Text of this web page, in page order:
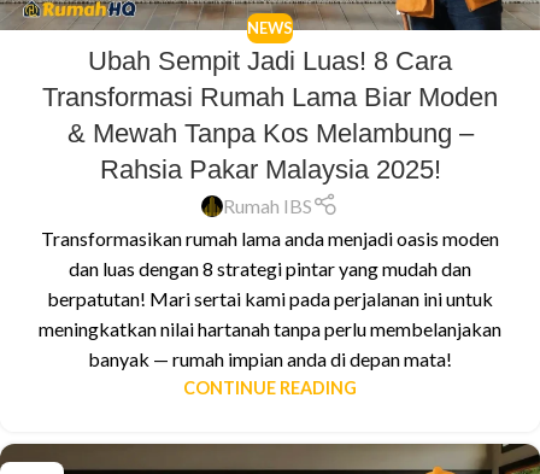
NEWS
Ubah Sempit Jadi Luas! 8 Cara
Transformasi Rumah Lama Biar Moden
& Mewah Tanpa Kos Melambung –
Rahsia Pakar Malaysia 2025!
Rumah IBS
Transformasikan rumah lama anda menjadi oasis moden
dan luas dengan 8 strategi pintar yang mudah dan
berpatutan! Mari sertai kami pada perjalanan ini untuk
meningkatkan nilai hartanah tanpa perlu membelanjakan
banyak — rumah impian anda di depan mata!
CONTINUE READING